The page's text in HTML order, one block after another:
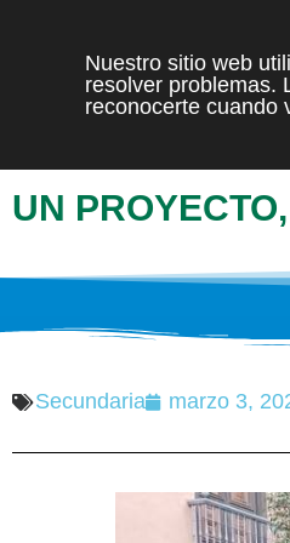
UN
Secundaria marzo 3,
Nuestro sitio web
resolver problemas.
reconocerte cuando